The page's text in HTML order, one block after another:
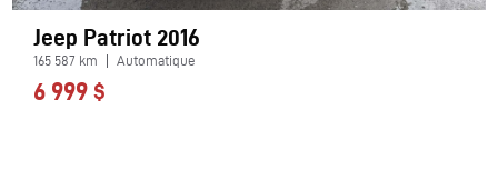
Jeep Patriot 2016
165 587 km Automatique
6 999 $